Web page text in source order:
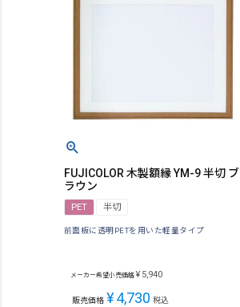
FUJICOLOR 木製額縁 YM-9 半切 ブ
ラウン
PET 半切
前面板に透明PETを用いた軽量タイプ
メーカー希望小売価格 ¥ 5,940
販売価格 ¥4,730 税込